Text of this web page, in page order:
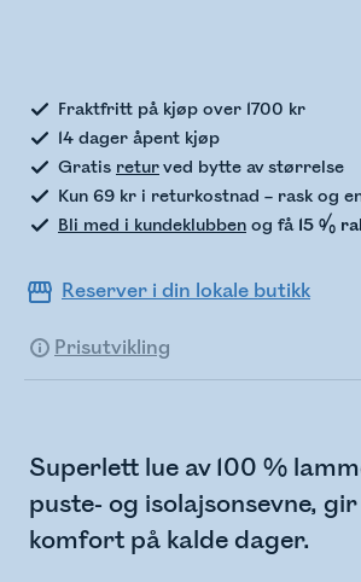
Fraktfritt på kjøp over 1700 kr
14 dager åpent kjøp
Gratis returved bytte av størrelse
Kun 69 kr i returkostnad – rask og
Bli med i kundeklubben og få 15 %
Reserver i din lokale butikk
Prisutvikling
Superlett lue av 100 %
puste- og isolajsonsevne,
komfort på kalde dager.